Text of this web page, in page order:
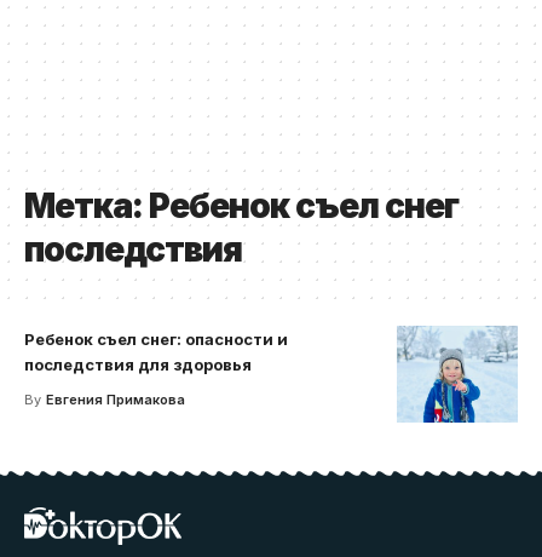
Метка: Ребенок съел снег
последствия
Ребенок съел снег: опасности и
последствия для здоровья
By Евгения Примакова